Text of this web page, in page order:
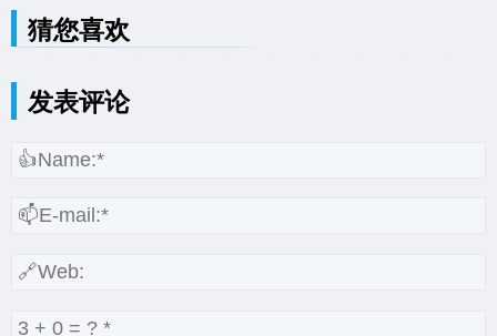
猜您喜欢
发表评论